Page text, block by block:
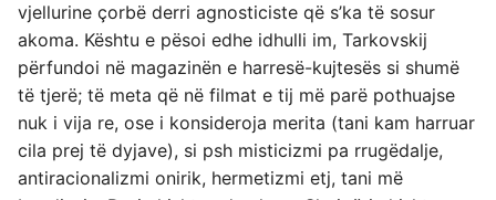
vjellurine çorbë derri agnosticiste që s’ka të sosur
akoma. Kështu e pësoi edhe idhulli im, Tarkovskij
përfundoi në magazinën e harresë-kujtesës si shumë
të tjerë; të meta që në filmat e tij më parë pothuajse
nuk i vija re, ose i konsideroja merita (tani kam harruar
cila prej të dyjave), si psh misticizmi pa rrugëdalje,
antiracionalizmi onirik, hermetizmi etj, tani më